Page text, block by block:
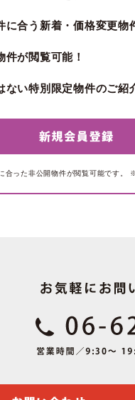
に合う新着・価格変更物
件が閲覧可能！
ない特別限定物件のご紹
合った非公開物件が閲覧可能です。